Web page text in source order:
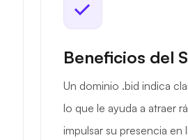
Beneficios del
Un dominio .bid indica
lo que le ayuda a atraer
impulsar su presencia